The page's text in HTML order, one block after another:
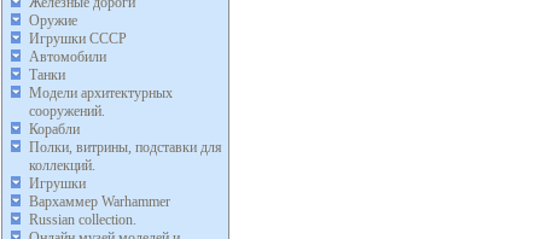
Оружие
Игрушки СССР
Автомобили
Танки
Модели архитектурных
сооружений.
Корабли
Полки, витрины, подставки для
коллекций.
Игрушки
Вархаммер Warhammer
Russian collection.